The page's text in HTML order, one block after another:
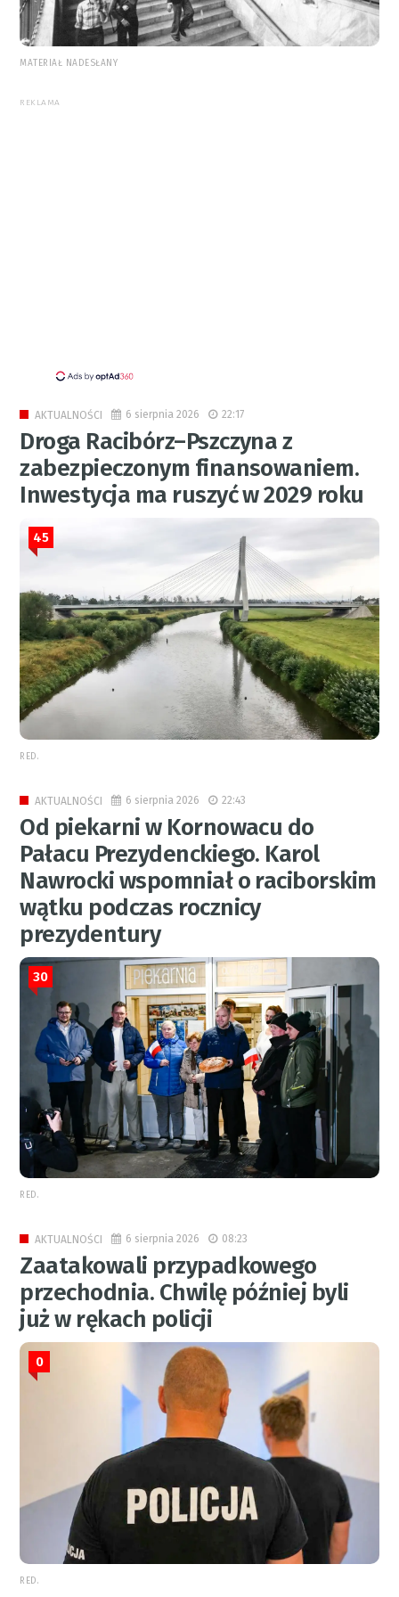
MATERIAŁ NADESŁANY
REKLAMA
AKTUALNOŚCI 6 sierpnia 2026 22:17
Droga Racibórz–Pszczyna z
zabezpieczonym finansowaniem.
Inwestycja ma ruszyć w 2029 roku
45
RED.
AKTUALNOŚCI 6 sierpnia 2026 22:43
Od piekarni w Kornowacu do
Pałacu Prezydenckiego. Karol
Nawrocki wspomniał o raciborskim
wątku podczas rocznicy
prezydentury
30
RED.
AKTUALNOŚCI 6 sierpnia 2026 08:23
Zaatakowali przypadkowego
przechodnia. Chwilę później byli
już w rękach policji
0
RED.